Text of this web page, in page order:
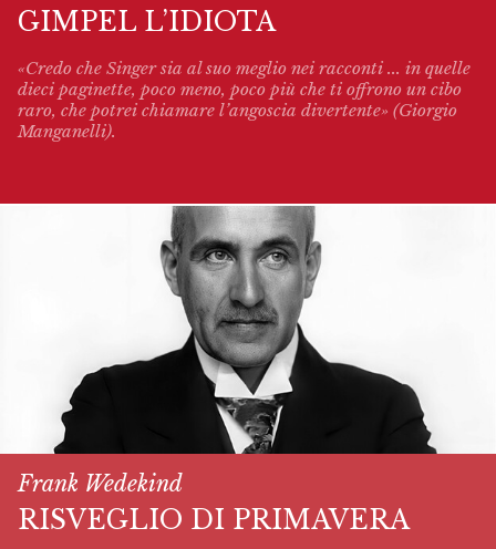
GIMPEL L’IDIOTA
«Credo che Singer sia al suo meglio nei racconti ... in quelle
dieci paginette, poco meno, poco più che ti offrono un cibo
raro, che potrei chiamare l’angoscia divertente» (Giorgio
Manganelli).
Frank Wedekind
RISVEGLIO DI PRIMAVERA